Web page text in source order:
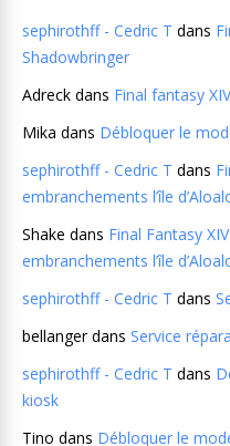
sephirothff - Cedric T dans
Shadowbringer
Adreck dans Final fantasy
Mika dans Débloquer le
sephirothff - Cedric T dans
embranchements l’île
Shake dans Final Fantasy
embranchements l’île
sephirothff - Cedric T dans
bellangerdans Service
sephirothff - Cedric T dans
kiosk
Tino dans Débloquer le